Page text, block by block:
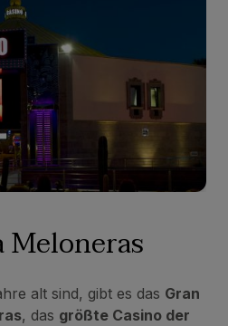
Meloneras
alt sind, gibt es das Gran
, das größte Casino der